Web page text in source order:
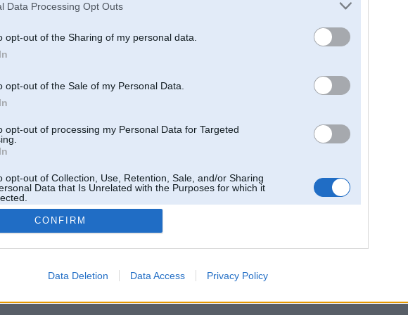
Data Processing Opt Outs
opt-out of the Sharing of my personal data.
opt-out of the Sale of my Personal Data.
opt-out of processing my Personal Data for Targeted
opt-out of Collection, Use, Retention, Sale, and/or Sharing
Data that Is Unrelated with the Purposes for which it
CONFIRM
Data Deletion Data Access Privacy Policy
Visdrizakais ka vibracija ira pie wanas kas nak no karbas,,
Atbildēt
AiwaShuraLLP GirtzB,Lafter PERFS,SteelRat,linda marihuans,noisex,smudo